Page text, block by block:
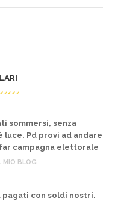
sommersi, senza
luce. Pd provi ad andare
campagna elettorale
MIO BLOG
pagati con soldi nostri.